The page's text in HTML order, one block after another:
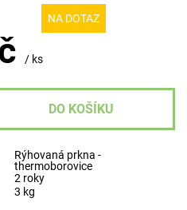
NA DOTAZ
/ ks
Rýhovaná prkna -
thermoborovice
2 roky
3 kg